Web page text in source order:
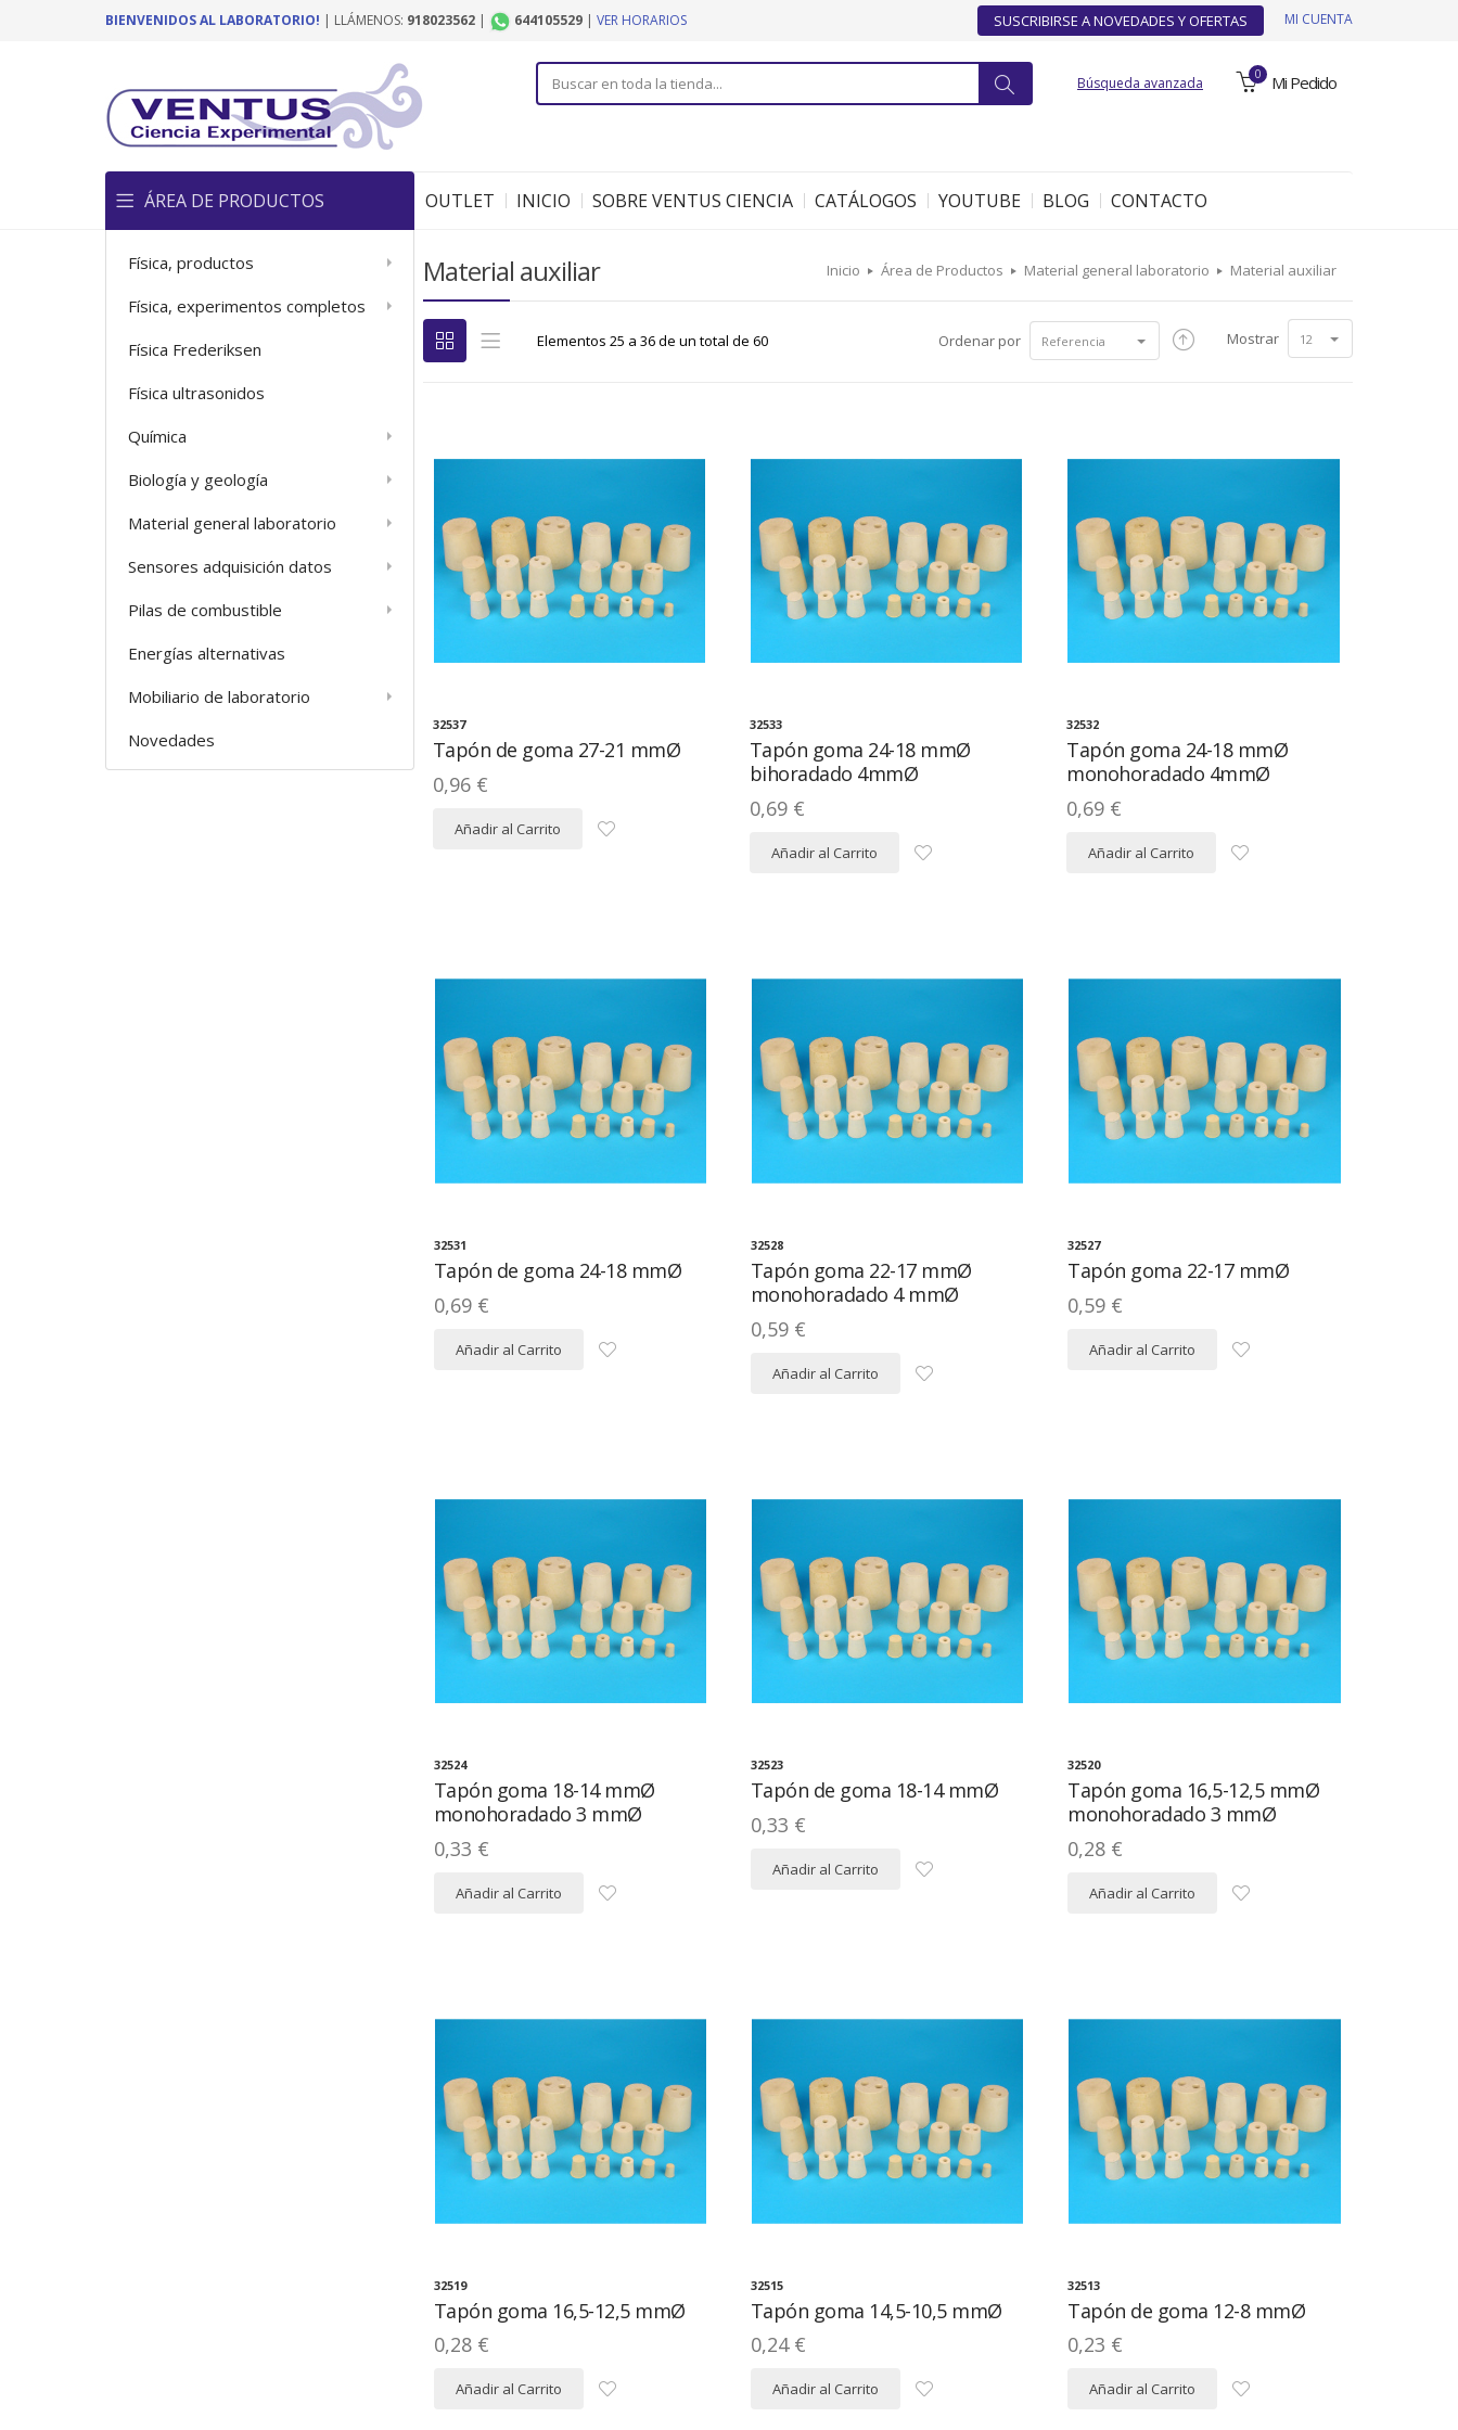
BIENVENIDOS AL LABORATORIO! | LLÁMENOS: 918023562 | 644105529 | VER HORARIOS SUSCRIBIRSE A NOVEDADES Y OFERTAS MI CUENTA
Búsqueda avanzada 0 Mi Pedido
ÁREA DE PRODUCTOS
Física, productos
Física, experimentos completos
Física Frederiksen
Física ultrasonidos
Química
Biología y geología
Material general laboratorio
Sensores adquisición datos
Pilas de combustible
Energías alternativas
Mobiliario de laboratorio
Novedades
OUTLET INICIO SOBRE VENTUS CIENCIA CATÁLOGOS YOUTUBE BLOG CONTACTO
Material auxiliar Inicio Área de Productos Material general laboratorio Material auxiliar
Elementos 25 a 36 de un total de 60 Mostrar 12
Ordenar por Referencia
32537
Tapón de goma 27-21 mmØ
0,96 €
Añadir al Carrito
32533
Tapón goma 24-18 mmØ
bihoradado 4mmØ
0,69 €
Añadir al Carrito
32532
Tapón goma 24-18 mmØ
monohoradado 4mmØ
0,69 €
Añadir al Carrito
32531
Tapón de goma 24-18 mmØ
0,69 €
Añadir al Carrito
32528
Tapón goma 22-17 mmØ
monohoradado 4 mmØ
0,59 €
Añadir al Carrito
32527
Tapón goma 22-17 mmØ
0,59 €
Añadir al Carrito
32524
Tapón goma 18-14 mmØ
monohoradado 3 mmØ
0,33 €
Añadir al Carrito
32523
Tapón de goma 18-14 mmØ
0,33 €
Añadir al Carrito
32520
Tapón goma 16,5-12,5 mmØ
monohoradado 3 mmØ
0,28 €
Añadir al Carrito
32519
Tapón goma 16,5-12,5 mmØ
0,28 €
Añadir al Carrito
32515
Tapón goma 14,5-10,5 mmØ
0,24 €
Añadir al Carrito
32513
Tapón de goma 12-8 mmØ
0,23 €
Añadir al Carrito